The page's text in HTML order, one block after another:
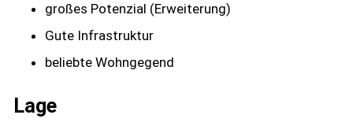
großes Potenzial (Erweiterung)
Gute Infrastruktur
beliebte Wohngegend
Lage